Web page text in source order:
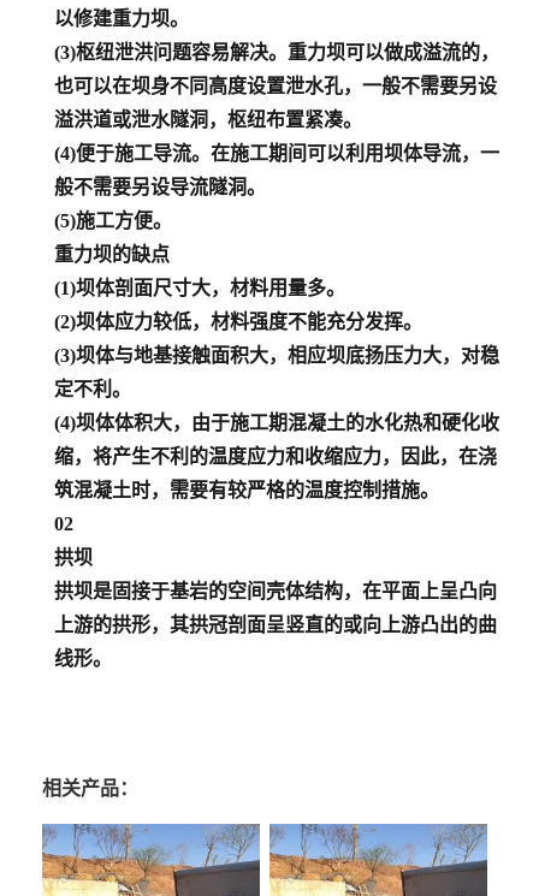
以修建重力坝。
(3)枢纽泄洪问题容易解决。重力坝可以做成溢流的，
也可以在坝身不同高度设置泄水孔，一般不需要另设
溢洪道或泄水隧洞，枢纽布置紧凑。
(4)便于施工导流。在施工期间可以利用坝体导流，一
般不需要另设导流隧洞。
(5)施工方便。
重力坝的缺点
(1)坝体剖面尺寸大，材料用量多。
(2)坝体应力较低，材料强度不能充分发挥。
(3)坝体与地基接触面积大，相应坝底扬压力大，对稳
定不利。
(4)坝体体积大，由于施工期混凝土的水化热和硬化收
缩，将产生不利的温度应力和收缩应力，因此，在浇
筑混凝土时，需要有较严格的温度控制措施。
02
拱坝
拱坝是固接于基岩的空间壳体结构，在平面上呈凸向
上游的拱形，其拱冠剖面呈竖直的或向上游凸出的曲
线形。
相关产品：